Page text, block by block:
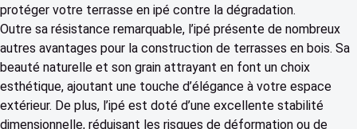
protéger votre terrasse en ipé contre la dégradation.
Outre sa résistance remarquable, l’ipé présente de nombreux
autres avantages pour la construction de terrasses en bois. Sa
beauté naturelle et son grain attrayant en font un choix
esthétique, ajoutant une touche d’élégance à votre espace
extérieur. De plus, l’ipé est doté d’une excellente stabilité
dimensionnelle, réduisant les risques de déformation ou de